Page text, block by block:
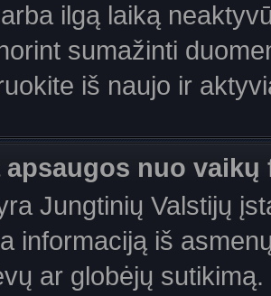
ilgą laiką
sumažinti
iš naujo ir
apsaugos nuo vaikų
Jungtinių Valstijų
informaciją iš
ar globėjų